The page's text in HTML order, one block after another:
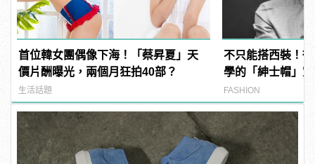
首位韓女團偶像下海！「蔡昇夏」天
價片酬曝光，兩個月狂拍40部？
生活話題
不只能搭西裝！
學的「紳士帽」
FASHION